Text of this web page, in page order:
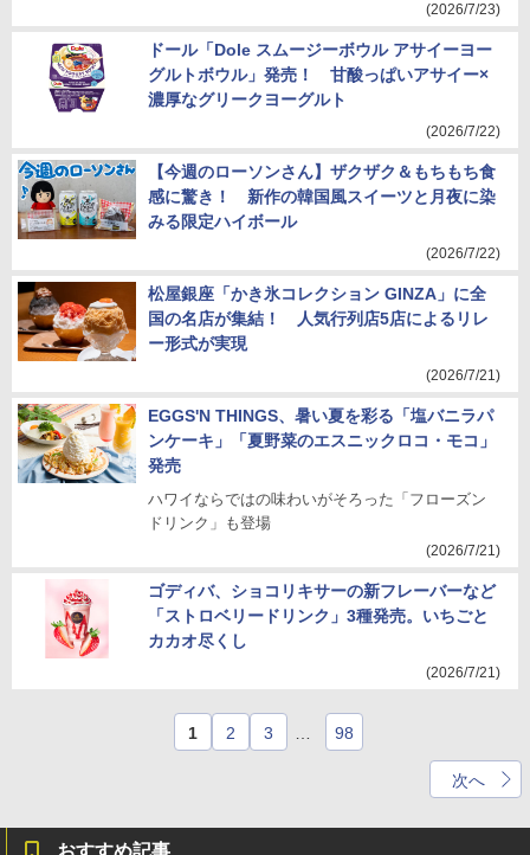
(2026/7/23)
ドール「Dole スムージーボウル アサイーヨー
グルトボウル」発売！ 甘酸っぱいアサイー×
濃厚なグリークヨーグルト
(2026/7/22)
【今週のローソンさん】ザクザク＆もちもち食
感に驚き！ 新作の韓国風スイーツと月夜に染
みる限定ハイボール
(2026/7/22)
松屋銀座「かき氷コレクション GINZA」に全
国の名店が集結！ 人気行列店5店によるリレ
ー形式が実現
(2026/7/21)
EGGS'N THINGS、暑い夏を彩る「塩バニラパ
ンケーキ」「夏野菜のエスニックロコ・モコ」
発売
ハワイならではの味わいがそろった「フローズン
ドリンク」も登場
(2026/7/21)
ゴディバ、ショコリキサーの新フレーバーなど
「ストロベリードリンク」3種発売。いちごと
カカオ尽くし
(2026/7/21)
1 2 3 98
次へ
おすすめ記事